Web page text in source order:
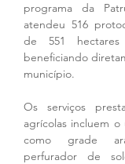
programa da
atendeu 516
de 551
beneficiando
município.
Os serviços
agrícolas incluem
como grade
perfurador de